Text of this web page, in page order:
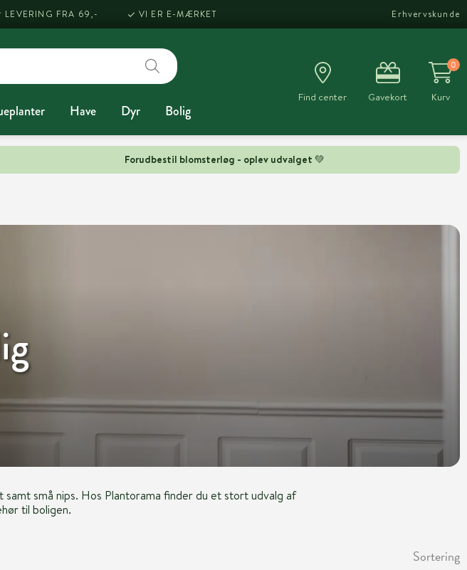
Forudbestil blomsterløg - oplev udvalget 💚
LEVERING FRA 69,- VI ER E-MÆRKET Erhvervskunde
Have Dyr Bolig
Find center Gavekort
0
Kurv
små nips. Hos Plantorama finder du et stort udvalg af
til boligen.
Sortering